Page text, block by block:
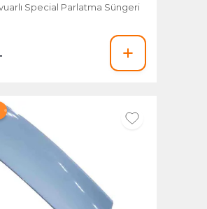
Special Parlatma Süngeri